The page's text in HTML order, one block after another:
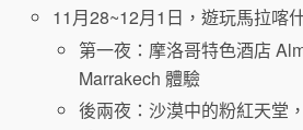
11月28~12月1日，遊玩馬拉喀
第一夜：摩洛哥特色酒店
Marrakech 體驗
後兩夜：沙漠中的粉紅天堂